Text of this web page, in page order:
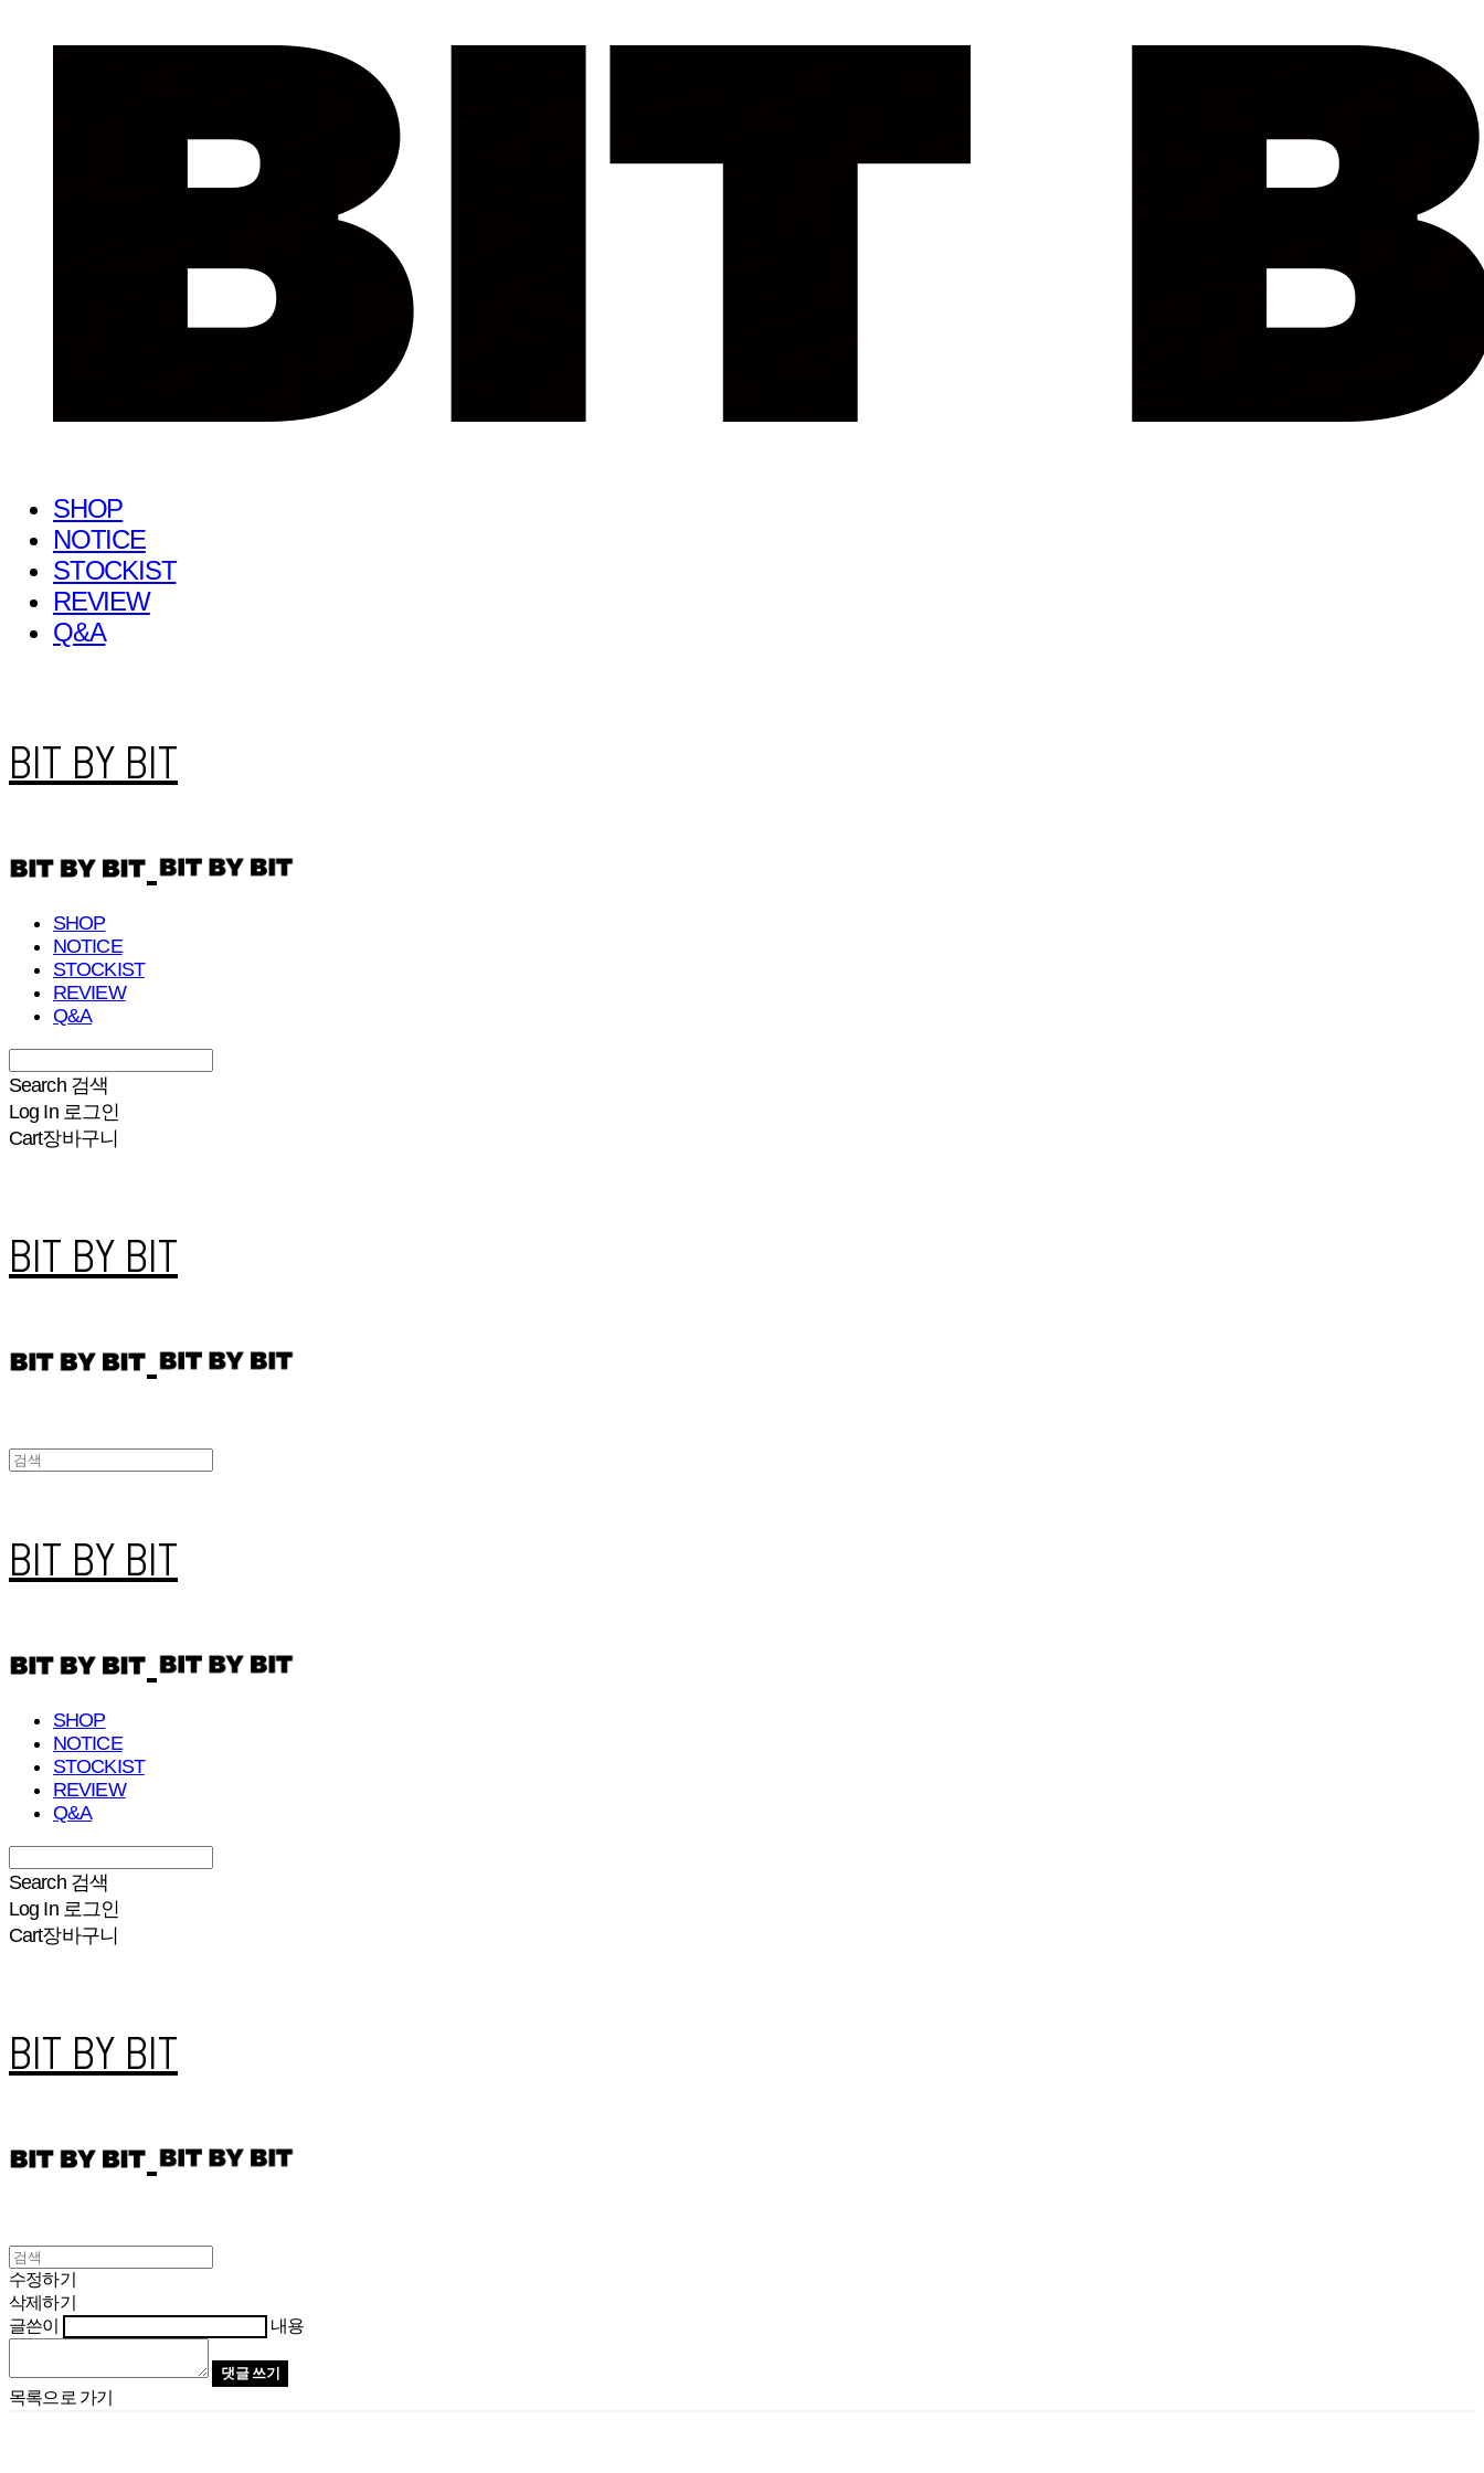
SHOP
NOTICE
STOCKIST
REVIEW
Q&A
BIT BY BIT
SHOP
NOTICE
STOCKIST
REVIEW
Q&A
Search 검색
Log In 로그인
Cart장바구니
BIT BY BIT
BIT BY BIT
SHOP
NOTICE
STOCKIST
REVIEW
Q&A
Search 검색
Log In 로그인
Cart장바구니
BIT BY BIT
수정하기
삭제하기
글쓴이
내용
댓글 쓰기
목록으로 가기